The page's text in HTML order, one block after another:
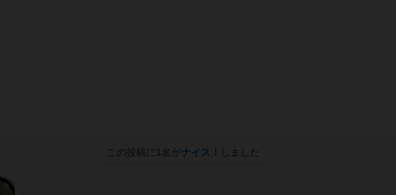
この投稿に 1 名がナイス！ しました